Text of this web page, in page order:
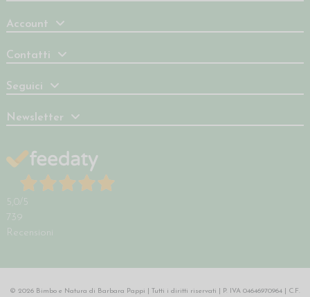
Account
Contatti
Seguici
Newsletter
5,0 /5
739
Recensioni
© 2026 Bimbo e Natura di Barbara Pappi | Tutti i diritti riservati | P. IVA 04646970964 | C.F.